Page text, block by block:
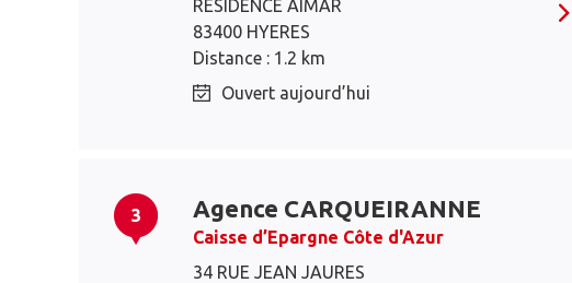
RESIDENCE AIMAR
83400 HYERES
Distance : 1.2 km
Ouvert aujourd’hui
3 Agence CARQUEIRANNE
Caisse d’Epargne Côte d'Azur
34 RUE JEAN JAURES